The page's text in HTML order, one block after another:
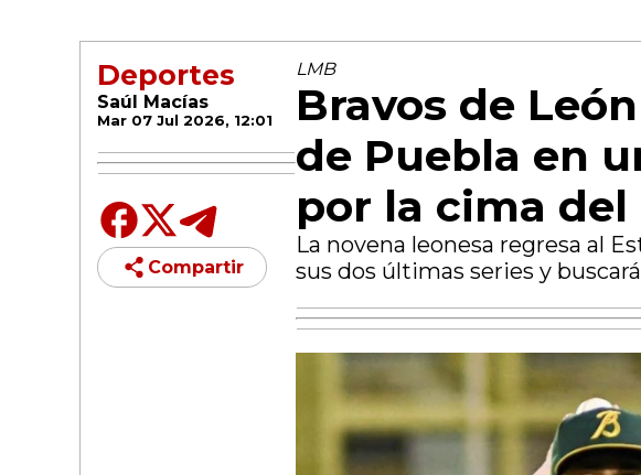
Deportes
Saúl Macías
Mar 07 Jul 2026, 12:01
Compartir
LMB
Bravos de
de Puebla en
por la cima del
La novena leonesa regresa al
sus dos últimas series y